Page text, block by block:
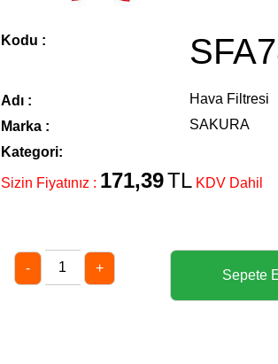
Kodu :
Adı :
Hava Filtresi
Marka :
SAKURA
Kategori:
Sizin Fiyatınız : 171,39TL KDV Dahil
- +